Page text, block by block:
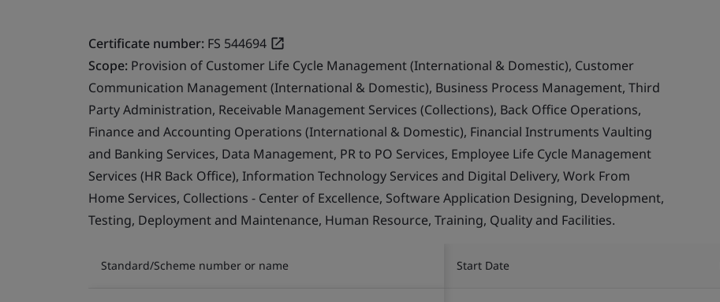
Certificate number: FS 544694
Scope: Provision of Customer Life Cycle Management (International & Domestic), Customer
Communication Management (International & Domestic), Business Process Management, Third
Party Administration, Receivable Management Services (Collections), Back Office Operations,
Finance and Accounting Operations (International & Domestic), Financial Instruments Vaulting
and Banking Services, Data Management, PR to PO Services, Employee Life Cycle Management
Services (HR Back Office), Information Technology Services and Digital Delivery, Work From
Home Services, Collections - Center of Excellence, Software Application Designing, Development,
Testing, Deployment and Maintenance, Human Resource, Training, Quality and Facilities.
Standard/Scheme number or name Start Date